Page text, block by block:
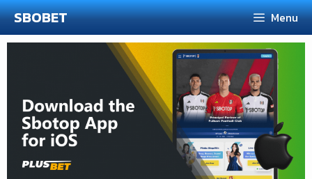
Skip
content
SBOBET Menu